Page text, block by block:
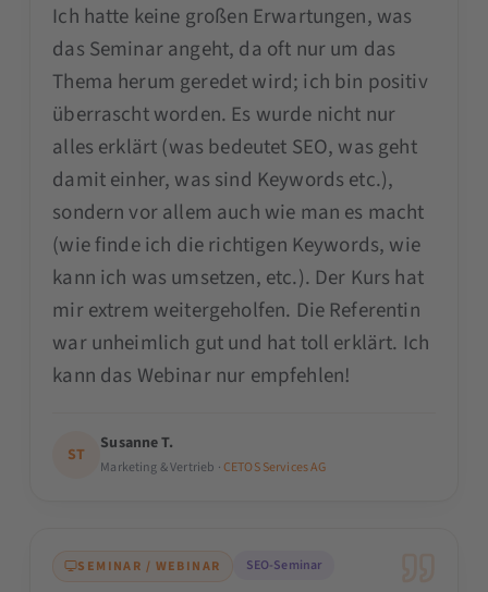
Ich hatte keine großen Erwartungen, was
das Seminar angeht, da oft nur um das
Thema herum geredet wird; ich bin positiv
überrascht worden. Es wurde nicht nur
alles erklärt (was bedeutet SEO, was geht
damit einher, was sind Keywords etc.),
sondern vor allem auch wie man es macht
(wie finde ich die richtigen Keywords, wie
kann ich was umsetzen, etc.). Der Kurs hat
mir extrem weitergeholfen. Die Referentin
war unheimlich gut und hat toll erklärt. Ich
kann das Webinar nur empfehlen!
ST
Susanne T.
Marketing & Vertrieb ·CETOS Services AG
SEMINAR / WEBINAR SEO-Seminar